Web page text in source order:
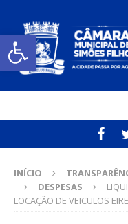
Open toolbar
INÍCIO
DESPESAS
LOCAÇÃO DE VEICULOS